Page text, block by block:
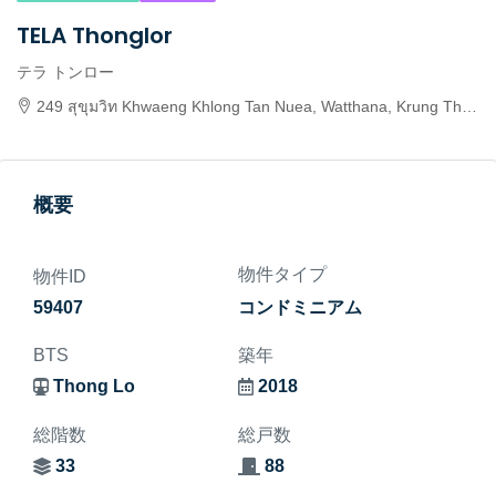
TELA Thonglor
テラ トンロー
249 สุขุมวิท Khwaeng Khlong Tan Nuea, Watthana, Krung Thep Maha Nakhon 10110, Thailand
概要
物件ID
59407
物件タイプ
コンドミニアム
BTS
Thong Lo
築年
2018
総階数
33
総戸数
88